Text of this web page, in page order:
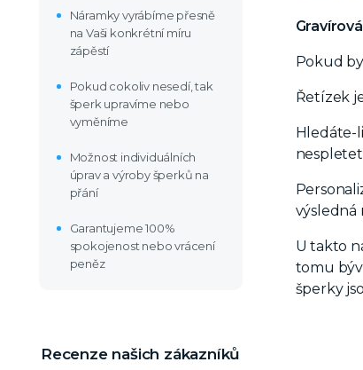
Náramky vyrábíme přesně
na Vaši konkrétní míru
zápěstí
Pokud cokoliv nesedí, tak
šperk upravíme nebo
vyměníme
Možnost individuálních
úprav a výroby šperků na
přání
Garantujeme 100%
spokojenost nebo vrácení
peněz
Recenze našich zákazníků
Pokud
Řetízek
Hledáte-
výsledná
U takto
tomu
šperky